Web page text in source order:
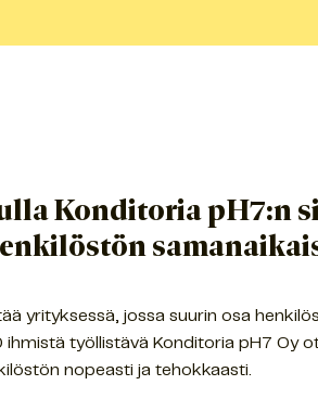
Konditoria pH7:n
yrityksessä, jossa suurin osa
työllistävä Konditoria pH7 Oy
nopeasti ja tehokkaasti.